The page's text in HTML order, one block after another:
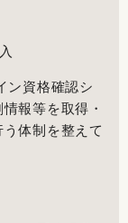
ン資格確認シ
報等を取得・
体制を整えて